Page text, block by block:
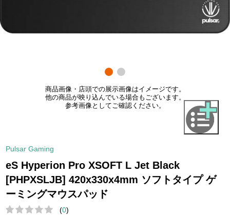
商品画像・店頭での展示画像はイメージです。
他の商品が映り込んでいる場合もございます。
参考画像としてご確認ください。
Pulsar Gaming
eS Hyperion Pro XSOFT L Jet Black
[PHPXSLJB] 420x330x4mm ソフトタイプ ゲ
ーミングマウスパッド
(0)